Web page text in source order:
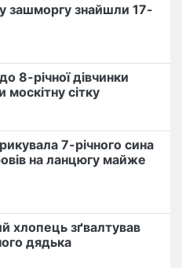
зашморгу знайшли 17-
8-річної дівчинки
москітну сітку
7-річного сина
на ланцюгу майже
хлопець​ ️зґвалтував
дядька